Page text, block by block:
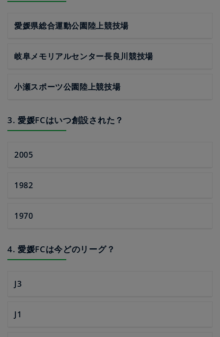
愛媛県総合運動公園陸上競技場
岐阜メモリアルセンター長良川競技場
小瀬スポーツ公園陸上競技場
3. 愛媛FCはいつ創設された？
2005
1982
1970
4. 愛媛FCは今どのリーグ？
J3
J1